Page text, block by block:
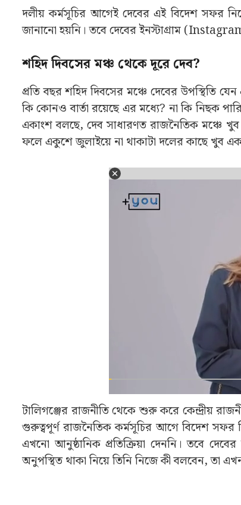
দলীয় কর্মসূচির আগেই দেবের এই বিদেশ সফর
জানানো হয়নি। তবে দেবের ইনস্টাগ্রাম
শহিদ দিবসের মঞ্চ থেকে দূরে দেব?
প্রতি বছর শহিদ দিবসের মঞ্চে দেবের উপস্থিতি
কি কোনও বার্তা রয়েছে এর মধ্যে? না কি নিছক
একাংশ বলছে, দেব সাধারণত রাজনৈতিক মঞ্চে
ফলে একুশে জুলাইয়ে না থাকাটা দলের কাছে খুব
টালিগঞ্জের রাজনীতি থেকে শুরু করে কেন্দ্রীয়
গুরুত্বপূর্ণ রাজনৈতিক কর্মসূচির আগে বিদেশ
এখনো আনুষ্ঠানিক প্রতিক্রিয়া দেননি। তবে
অনুপস্থিত থাকা নিয়ে তিনি নিজে কী বলবেন, তা